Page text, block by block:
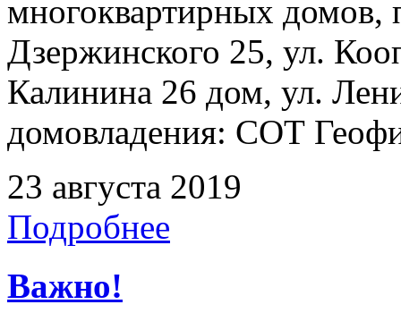
многоквартирных
Дзержинского 25, ул.
Калинина 26 дом, ул.
домовладения: СОТ
23 августа 2019
Подробнее
Важно!